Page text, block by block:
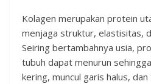
Kolagen merupakan protein
menjaga struktur, elastisitas,
Seiring bertambahnya usia,
tubuh dapat menurun
kering, muncul garis halus,